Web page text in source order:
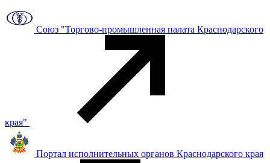
Союз "Торгово-промышленная палата Краснодарского
края"
Портал исполнительных органов Краснодарского края